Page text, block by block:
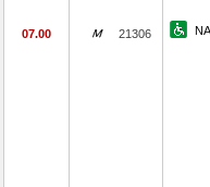
07.00 21306